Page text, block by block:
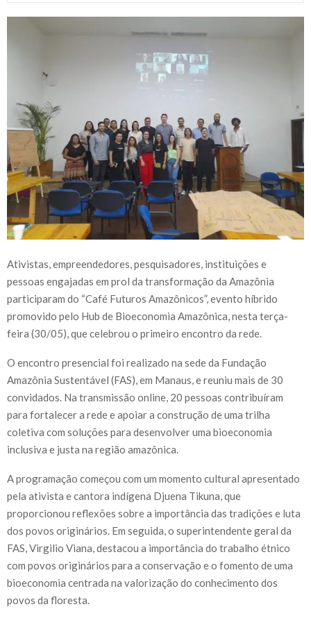
Ativistas, empreendedores, pesquisadores, instituições e
pessoas engajadas em prol da transformação da Amazônia
participaram do “Café Futuros Amazônicos”, evento híbrido
promovido pelo Hub de Bioeconomia Amazônica, nesta terça-
feira (30/05), que celebrou o primeiro encontro da rede.
O encontro presencial foi realizado na sede da Fundação
Amazônia Sustentável (FAS), em Manaus, e reuniu mais de 30
convidados. Na transmissão online, 20 pessoas contribuíram
para fortalecer a rede e apoiar a construção de uma trilha
coletiva com soluções para desenvolver uma bioeconomia
inclusiva e justa na região amazônica.
A programação começou com um momento cultural apresentado
pela ativista e cantora indígena Djuena Tikuna, que
proporcionou reflexões sobre a importância das tradições e luta
dos povos originários. Em seguida, o superintendente geral da
FAS, Virgilio Viana, destacou a importância do trabalho étnico
com povos originários para a conservação e o fomento de uma
bioeconomia centrada na valorização do conhecimento dos
povos da floresta.